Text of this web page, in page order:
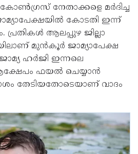
നേതാക്കളെ മര്‍ദിച്ച
കോടതി ഇന്ന്
പ്രതികള്‍ ആലപ്പുഴ ജില്ലാ
മുന്‍കൂര്‍ ജാമ്യാപേക്ഷ
ഹര്‍ജി ഇന്നലെ
ഫയല്‍ ചെയ്യാന്‍
തേടിയതോടെയാണ് വാദം